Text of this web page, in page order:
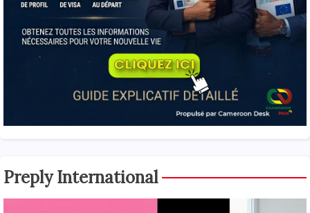
Preply International